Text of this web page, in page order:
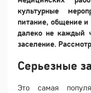
культурные
питание, общение
далеко не каждый
заселение.
Серьезные
Это самая